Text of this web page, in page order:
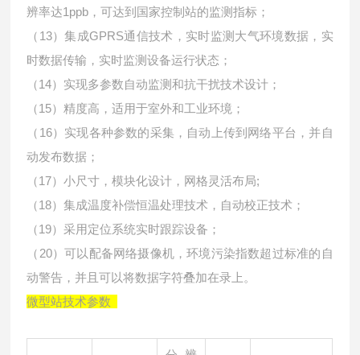
辨率达1ppb，可达到国家控制站的监测指标；
（13）集成GPRS通信技术，实时监测大气环境数据，实
时数据传输，实时监测设备运行状态；
（14）实现多参数自动监测和抗干扰技术设计；
（15）精度高，适用于室外和工业环境；
（16）实现各种参数的采集，自动上传到网络平台，并自
动发布数据；
（17）小尺寸，模块化设计，网格灵活布局;
（18）集成温度补偿恒温处理技术，自动校正技术；
（19）采用定位系统实时跟踪设备；
（20）可以配备网络摄像机，环境污染指数超过标准的自
动警告，并且可以将数据字符叠加在录上。
微型站技术参数